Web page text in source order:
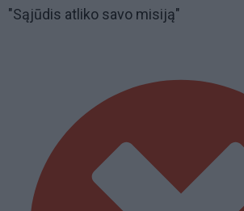
"Sąjūdis atliko savo misiją"